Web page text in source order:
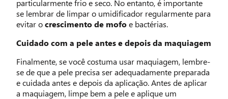
particularmente frio e seco. No entanto, é importante
se lembrar de limpar o umidificador regularmente para
evitar ocrescimento de mofoe bactérias.
Cuidado com a pele antes e depois da maquiagem
Finalmente, se você costuma usar maquiagem, lembre-
se de que a pele precisa ser adequadamente preparada
e cuidada antes e depois da aplicação. Antes de aplicar
a maquiagem, limpe bem a pele e aplique um